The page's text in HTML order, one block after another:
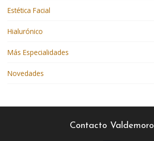
Estética Facial
Hialurónico
Más Especialidades
Novedades
Contacto Valdemoro